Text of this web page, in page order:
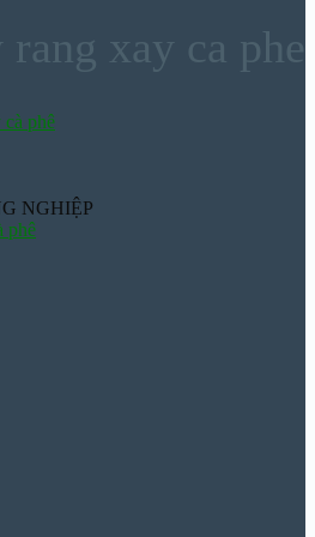
xay ca phe
NGHIỆP
phê